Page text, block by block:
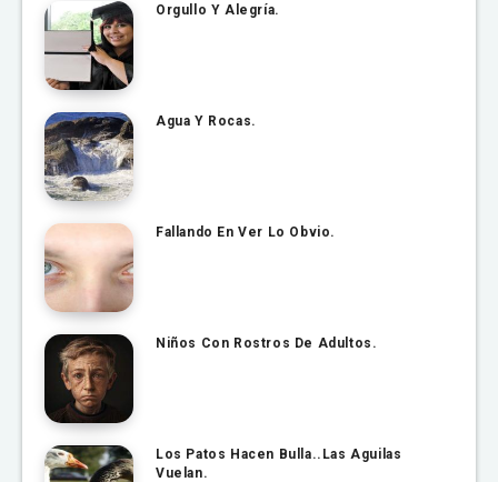
Orgullo Y Alegría.
Agua Y Rocas.
Fallando En Ver Lo Obvio.
Niños Con Rostros De Adultos.
Los Patos Hacen Bulla..Las Aguilas
Vuelan.